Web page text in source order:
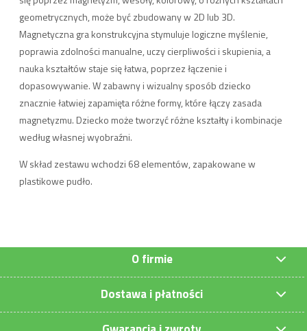
geometrycznych, może być zbudowany w 2D lub 3D.
Magnetyczna gra konstrukcyjna stymuluje logiczne myślenie,
poprawia zdolności manualne, uczy cierpliwości i skupienia, a
nauka kształtów staje się łatwa, poprzez łączenie i
dopasowywanie. W zabawny i wizualny sposób dziecko
znacznie łatwiej zapamięta różne formy, które łączy zasada
magnetyzmu. Dziecko może tworzyć różne kształty i kombinacje
według własnej wyobraźni.
W skład zestawu wchodzi 68 elementów, zapakowane w
plastikowe pudło.
O firmie
Dostawa i płatności